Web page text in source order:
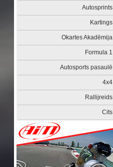
Autosprints
Kartings
Okartes Akadēmija
Formula 1
Autosports pasaulē
4x4
Rallijreids
Cits